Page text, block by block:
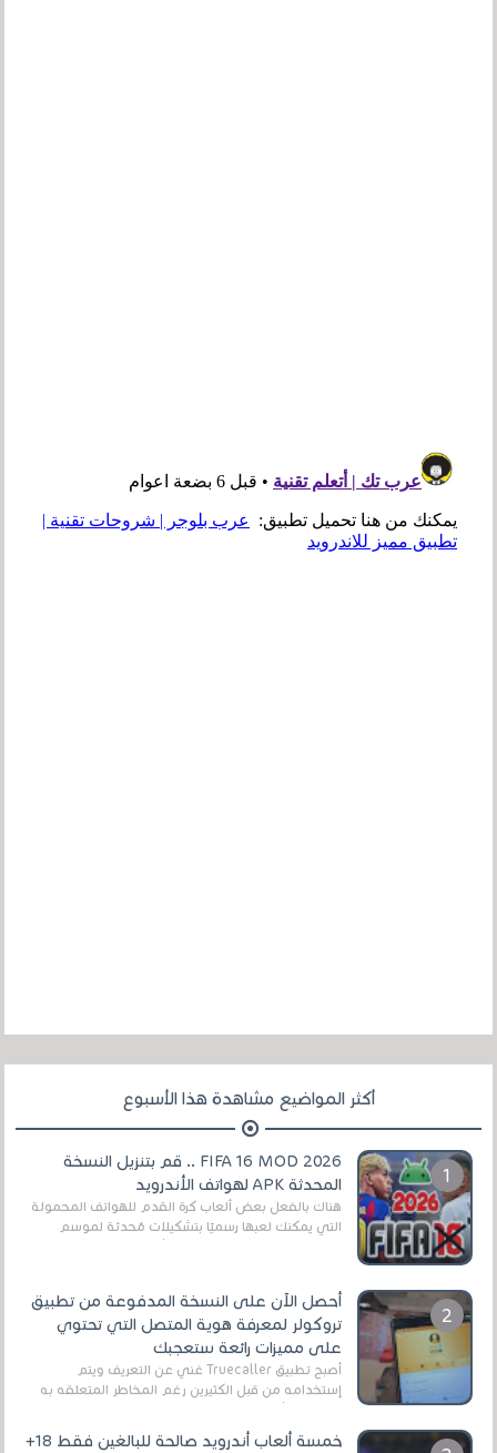
أكثر المواضيع مشاهدة هذا الأسبوع
FIFA 16 MOD 2026 .. قم بتنزيل النسخة
المحدثة APK لهواتف الأندرويد
هناك بالفعل بعض ألعاب كرة القدم للهواتف المحمولة
التي يمكنك لعبها رسميًا بتشكيلات مُحدثة لموسم
أحصل الآن على النسخة المدفوعة من تطبيق
تروكولر لمعرفة هوية المتصل التي تحتوي
على مميزات رائعة ستعجبك
أصبح تطبيق Truecaller غني عن التعريف ويتم
إستخدامه من قبل الكثيرين رغم المخاطر المتعلقه به
خمسة ألعاب أندرويد صالحة للبالغين فقط 18+